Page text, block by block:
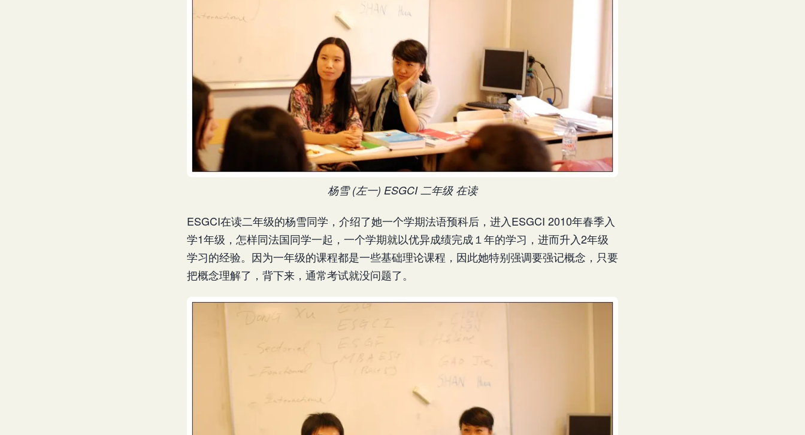
杨雪 (左一) ESGCI 二年级 在读
ESGCI在读二年级的杨雪同学，介绍了她一个学期法语预科后，进入ESGCI 2010年春季入
学1年级，怎样同法国同学一起，一个学期就以优异成绩完成１年的学习，进而升入2年级
学习的经验。因为一年级的课程都是一些基础理论课程，因此她特别强调要强记概念，只要
把概念理解了，背下来，通常考试就没问题了。